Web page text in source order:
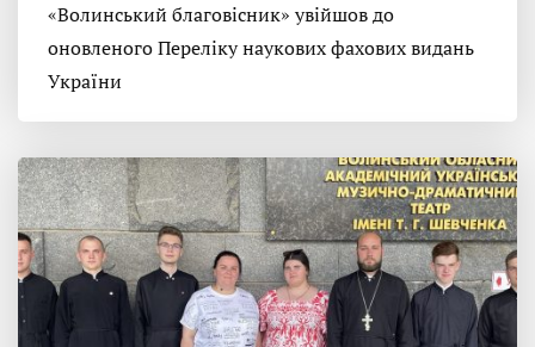
«Волинський благовісник» увійшов до
оновленого Переліку наукових фахових видань
України